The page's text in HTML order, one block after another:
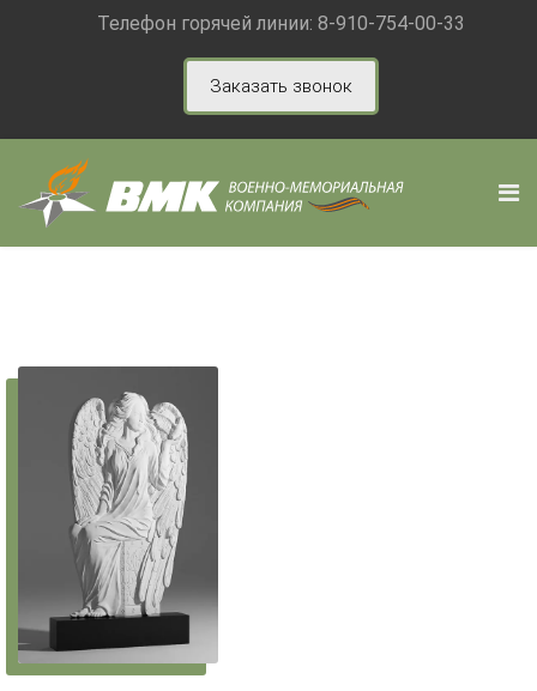
Телефон горячей линии: 8-910-754-00-33
Заказать звонок